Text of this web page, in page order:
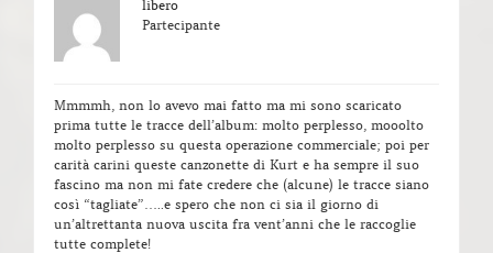
libero
Partecipante
Mmmmh, non lo avevo mai fatto ma mi sono scaricato
prima tutte le tracce dell’album: molto perplesso, mooolto
molto perplesso su questa operazione commerciale; poi per
carità carini queste canzonette di Kurt e ha sempre il suo
fascino ma non mi fate credere che (alcune) le tracce siano
così “tagliate”…..e spero che non ci sia il giorno di
un’altrettanta nuova uscita fra vent’anni che le raccoglie
tutte complete!